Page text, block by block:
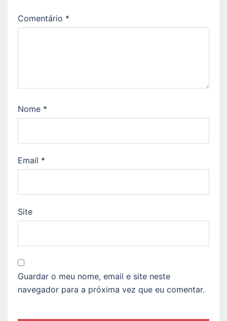
Comentário *
Nome *
Email *
Site
Guardar o meu nome, email e site neste
navegador para a próxima vez que eu comentar.